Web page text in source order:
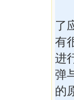
了
有
进
弹
的